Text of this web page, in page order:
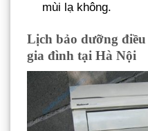
mùi lạ không.
Lịch bảo dưỡng
gia đình tại Hà Nội